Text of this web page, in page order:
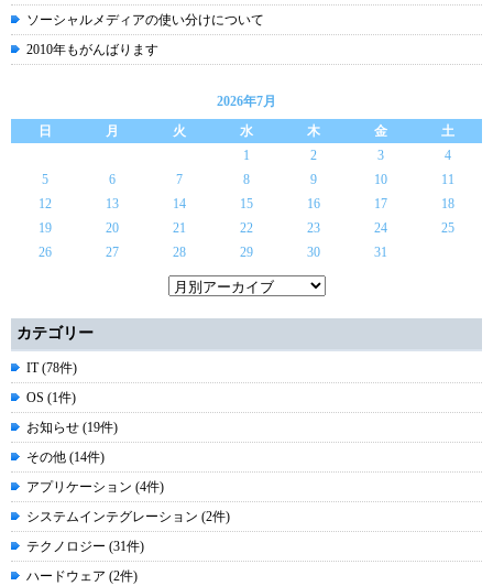
ソーシャルメディアの使い分けについて
2010年もがんばります
2026年7月
日
月 火 水 木 金
土
1
2 3
4
5
6 7 8 9 10
11
12
13 14 15 16 17
18
19
20 21 22 23 24
25
26
27 28 29 30 31
カテゴリー
IT (78件)
OS (1件)
お知らせ (19件)
その他 (14件)
アプリケーション (4件)
システムインテグレーション (2件)
テクノロジー (31件)
ハードウェア (2件)